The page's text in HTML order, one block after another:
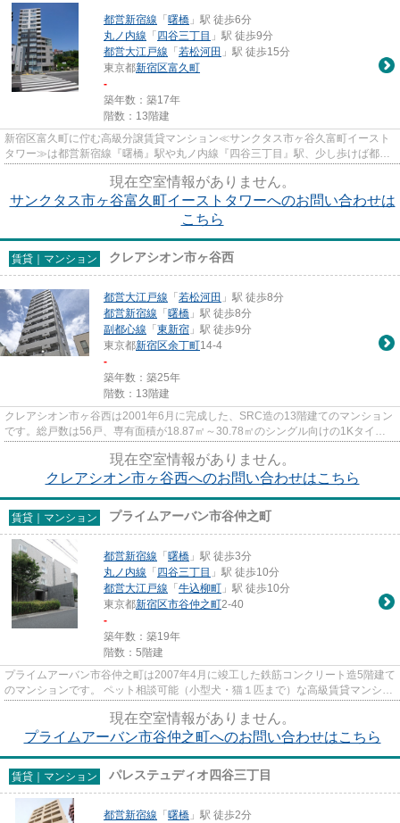
都営新宿線 「 曙橋 」駅 徒歩6分
丸ノ内線 「 四谷三丁目 」駅 徒歩9分
都営大江戸線 「 若松河田 」駅 徒歩15分
東京都新宿区富久町
-
築年数：築17年
階数：13階建
新宿区富久町に佇む高級分譲賃貸マンション≪サンクタス市ヶ谷久富町イースト
タワー≫は都営新宿線『曙橋』駅や丸ノ内線『四谷三丁目』駅、少し歩けば都営
現在空室情報がありません。
サンクタス市ヶ谷富久町イーストタワーへのお問い合わせは
こちら
賃貸｜マンション クレアシオン市ヶ谷西
都営大江戸線 「 若松河田 」駅 徒歩8分
都営新宿線 「 曙橋 」駅 徒歩8分
副都心線 「 東新宿 」駅 徒歩9分
東京都新宿区余丁町14-4
-
築年数：築25年
階数：13階建
クレアシオン市ヶ谷西は2001年6月に完成した、SRC造の13階建てのマンション
です。総戸数は56戸、専有面積が18.87㎡～30.78㎡のシングル向けの1Kタイプ
現在空室情報がありません。
クレアシオン市ヶ谷西へのお問い合わせはこちら
賃貸｜マンション プライムアーバン市谷仲之町
都営新宿線 「 曙橋 」駅 徒歩3分
丸ノ内線 「 四谷三丁目 」駅 徒歩10分
都営大江戸線 「 牛込柳町 」駅 徒歩10分
東京都新宿区市谷仲之町2-40
-
築年数：築19年
階数：5階建
プライムアーバン市谷仲之町は2007年4月に竣工した鉄筋コンクリート造5階建て
のマンションです。 ペット相談可能（小型犬・猫１匹まで）な高級賃貸マンショ
現在空室情報がありません。
プライムアーバン市谷仲之町へのお問い合わせはこちら
賃貸｜マンション パレステュディオ四谷三丁目
都営新宿線 「 曙橋 」駅 徒歩2分